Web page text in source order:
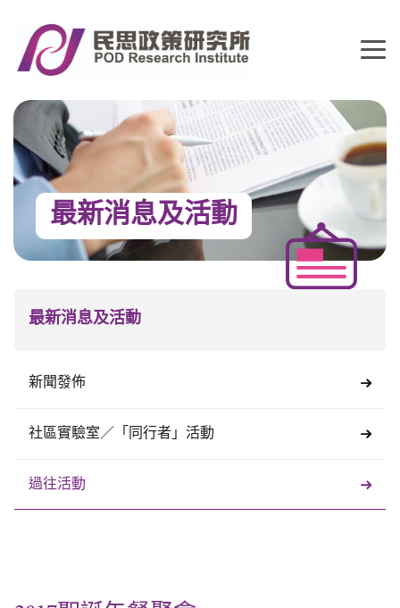
最新消息及活動
最新消息及活動
新聞發佈
社區實驗室／「同行者」活動
過往活動